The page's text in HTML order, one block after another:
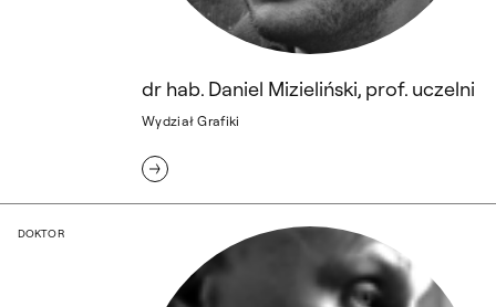
dr hab. Daniel Mizieliński, prof. uczelni
Wydział Grafiki
dr Mariusz Filipowicz
DOKTOR